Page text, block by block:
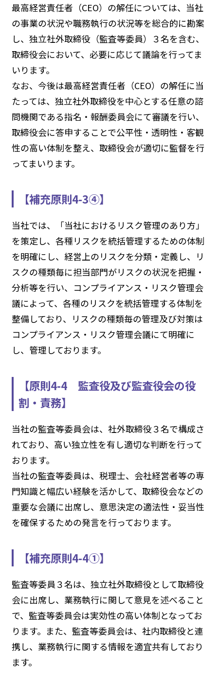
最高経営責任者（CEO）の解任については、当社
の事業の状況や職務執行の状況等を総合的に勘案
し、独立社外取締役（監査等委員）３名を含む、
取締役会において、必要に応じて議論を行ってま
いります。
なお、今後は最高経営責任者（CEO）の解任に当
たっては、独立社外取締役を中心とする任意の諮
問機関である指名・報酬委員会にて審議を行い、
取締役会に答申することで公平性・透明性・客観
性の高い体制を整え、取締役会が適切に監督を行
ってまいります。
【補充原則4-3④】
当社では、「当社におけるリスク管理のあり方」
を策定し、各種リスクを統括管理するための体制
を明確にし、経営上のリスクを分類・定義し、リ
スクの種類毎に担当部門がリスクの状況を把握・
分析等を行い、コンプライアンス・リスク管理会
議によって、各種のリスクを統括管理する体制を
整備しており、リスクの種類毎の管理及び対策は
コンプライアンス・リスク管理会議にて明確に
し、管理しております。
【原則4-4 監査役及び監査役会の役
割・責務】
当社の監査等委員会は、社外取締役３名で構成さ
れており、高い独立性を有し適切な判断を行って
おります。
当社の監査等委員は、税理士、会社経営者等の専
門知識と幅広い経験を活かして、取締役会などの
重要な会議に出席し、意思決定の適法性・妥当性
を確保するための発言を行っております。
【補充原則4-4①】
監査等委員３名は、独立社外取締役として取締役
会に出席し、業務執行に関して意見を述べること
で、監査等委員会は実効性の高い体制となってお
ります。また、監査等委員会は、社内取締役と連
携し、業務執行に関する情報を適宜共有しており
ます。